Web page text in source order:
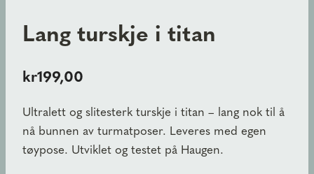
Lang turskje i titan
kr199,00
Ultralett og slitesterk turskje i titan – lang nok til å
nå bunnen av turmatposer. Leveres med egen
tøypose. Utviklet og testet på Haugen.